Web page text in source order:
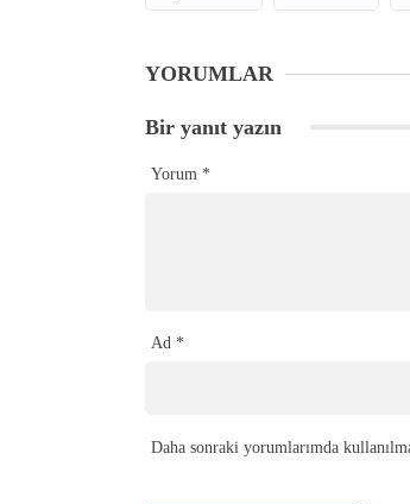
YORUMLAR
Bir yanıt yazın
Yorum *
Ad *
Daha sonraki yorumlarımda